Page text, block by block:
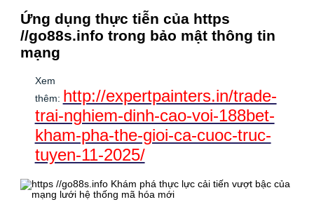
Ứng dụng thực tiễn của https
//go88s.info trong bảo mật thông tin
mạng
Xem
thêm: http://expertpainters.in/trade-
trai-nghiem-dinh-cao-voi-188bet-
kham-pha-the-gioi-ca-cuoc-truc-
tuyen-11-2025/